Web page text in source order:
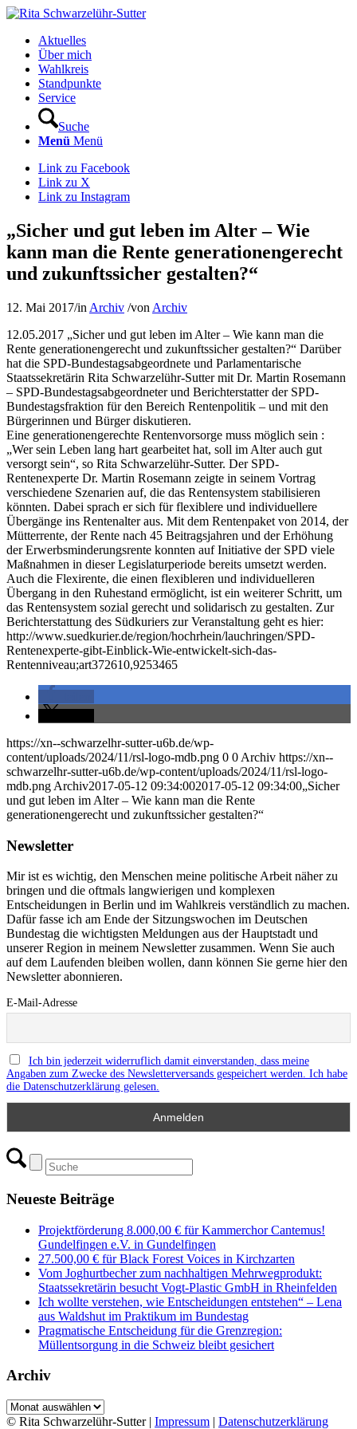
Aktuelles
Über mich
Wahlkreis
Standpunkte
Service
Suche
Menü Menü
Link zu Facebook
Link zu X
Link zu Instagram
„Sicher und gut leben im Alter – Wie
kann man die Rente generationengerecht
und zukunftssicher gestalten?“
12. Mai 2017/in Archiv /von Archiv
12.05.2017 „Sicher und gut leben im Alter – Wie kann man die
Rente generationengerecht und zukunftssicher gestalten?“ Darüber
hat die SPD-Bundestagsabgeordnete und Parlamentarische
Staatssekretärin Rita Schwarzelühr-Sutter mit Dr. Martin Rosemann
– SPD-Bundestagsabgeordneter und Berichterstatter der SPD-
Bundestagsfraktion für den Bereich Rentenpolitik – und mit den
Bürgerinnen und Bürger diskutieren.
Eine generationengerechte Rentenvorsorge muss möglich sein :
„Wer sein Leben lang hart gearbeitet hat, soll im Alter auch gut
versorgt sein“, so Rita Schwarzelühr-Sutter. Der SPD-
Rentenexperte Dr. Martin Rosemann zeigte in seinem Vortrag
verschiedene Szenarien auf, die das Rentensystem stabilisieren
könnten. Dabei sprach er sich für flexiblere und individuellere
Übergänge ins Rentenalter aus. Mit dem Rentenpaket von 2014, der
Mütterrente, der Rente nach 45 Beitragsjahren und der Erhöhung
der Erwerbsminderungsrente konnten auf Initiative der SPD viele
Maßnahmen in dieser Legislaturperiode bereits umsetzt werden.
Auch die Flexirente, die einen flexibleren und individuelleren
Übergang in den Ruhestand ermöglicht, ist ein weiterer Schritt, um
das Rentensystem sozial gerecht und solidarisch zu gestalten. Zur
Berichterstattung des Südkuriers zur Veranstaltung geht es hier:
http://www.suedkurier.de/region/hochrhein/lauchringen/SPD-
Rentenexperte-gibt-Einblick-Wie-entwickelt-sich-das-
Rentenniveau;art372610,9253465
https://xn--schwarzelhr-sutter-u6b.de/wp-
content/uploads/2024/11/rsl-logo-mdb.png 0 0 Archiv https://xn--
schwarzelhr-sutter-u6b.de/wp-content/uploads/2024/11/rsl-logo-
mdb.png Archiv2017-05-12 09:34:002017-05-12 09:34:00„Sicher
und gut leben im Alter – Wie kann man die Rente
generationengerecht und zukunftssicher gestalten?“
Newsletter
Mir ist es wichtig, den Menschen meine politische Arbeit näher zu
bringen und die oftmals langwierigen und komplexen
Entscheidungen in Berlin und im Wahlkreis verständlich zu machen.
Dafür fasse ich am Ende der Sitzungswochen im Deutschen
Bundestag die wichtigsten Meldungen aus der Hauptstadt und
unserer Region in meinem Newsletter zusammen. Wenn Sie auch
auf dem Laufenden bleiben wollen, dann können Sie gerne hier den
Newsletter abonnieren.
E-Mail-Adresse
Ich bin jederzeit widerruflich damit einverstanden, dass meine
Angaben zum Zwecke des Newsletterversands gespeichert werden. Ich habe
die Datenschutzerklärung gelesen.
Neueste Beiträge
Projektförderung 8.000,00 € für Kammerchor Cantemus!
Gundelfingen e.V. in Gundelfingen
27.500,00 € für Black Forest Voices in Kirchzarten
Vom Joghurtbecher zum nachhaltigen Mehrwegprodukt:
Staatssekretärin besucht Vogt-Plastic GmbH in Rheinfelden
Ich wollte verstehen, wie Entscheidungen entstehen“ – Lena
aus Waldshut im Praktikum im Bundestag
Pragmatische Entscheidung für die Grenzregion:
Müllentsorgung in die Schweiz bleibt gesichert
Archiv
Archiv
© Rita Schwarzelühr-Sutter | Impressum | Datenschutzerklärung